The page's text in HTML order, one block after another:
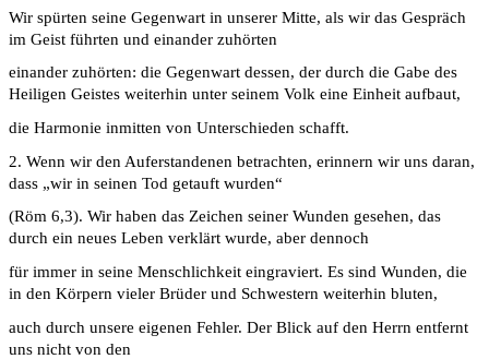
Wir spürten seine Gegenwart in unserer Mitte, als wir das Gespräch
im Geist führten und einander zuhörten
einander zuhörten: die Gegenwart dessen, der durch die Gabe des
Heiligen Geistes weiterhin unter seinem Volk eine Einheit aufbaut,
die Harmonie inmitten von Unterschieden schafft.
2. Wenn wir den Auferstandenen betrachten, erinnern wir uns daran,
dass „wir in seinen Tod getauft wurden“
(Röm 6,3). Wir haben das Zeichen seiner Wunden gesehen, das
durch ein neues Leben verklärt wurde, aber dennoch
für immer in seine Menschlichkeit eingraviert. Es sind Wunden, die
in den Körpern vieler Brüder und Schwestern weiterhin bluten,
auch durch unsere eigenen Fehler. Der Blick auf den Herrn entfernt
uns nicht von den